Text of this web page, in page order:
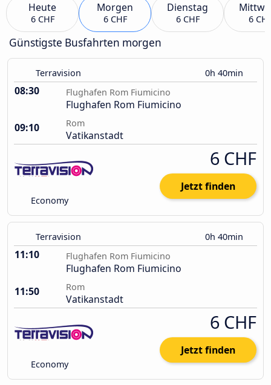
Heute
6 CHF
Morgen
6 CHF
Dienstag
6 CHF 6
Günstigste Busfahrten morgen
Terravision 0h 40min
08:30 Flughafen Rom Fiumicino
Flughafen Rom Fiumicino
09:10
Rom
Vatikanstadt
Economy
6 CHF
Jetzt finden
Terravision 0h 40min
11:10 Flughafen Rom Fiumicino
Flughafen Rom Fiumicino
11:50
Rom
Vatikanstadt
Economy
6 CHF
Jetzt finden